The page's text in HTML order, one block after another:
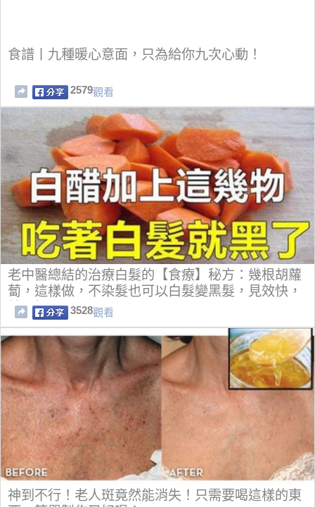
食譜丨九種暖心意面，只為給你九次心動！
2579觀看
老中醫總結的治療白髮的【食療】秘方：幾根胡蘿
蔔，這樣做，不染髮也可以白髮變黑髮，見效快，
效果好
3528觀看
神到不行！老人斑竟然能消失！只需要喝這樣的東